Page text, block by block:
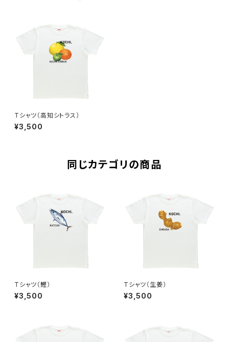
Tシャツ（高知シトラス）
¥3,500
同じカテゴリの商品
Tシャツ（鰹）
¥3,500
Tシャツ（生姜）
¥3,500